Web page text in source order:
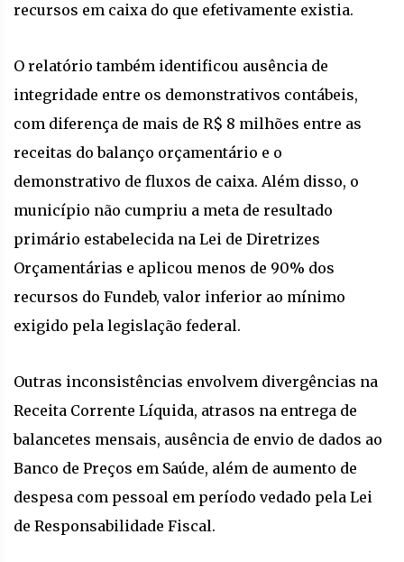
recursos em caixa do que efetivamente existia.
O relatório também identificou ausência de
integridade entre os demonstrativos contábeis,
com diferença de mais de R$ 8 milhões entre as
receitas do balanço orçamentário e o
demonstrativo de fluxos de caixa. Além disso, o
município não cumpriu a meta de resultado
primário estabelecida na Lei de Diretrizes
Orçamentárias e aplicou menos de 90% dos
recursos do Fundeb, valor inferior ao mínimo
exigido pela legislação federal.
Outras inconsistências envolvem divergências na
Receita Corrente Líquida, atrasos na entrega de
balancetes mensais, ausência de envio de dados ao
Banco de Preços em Saúde, além de aumento de
despesa com pessoal em período vedado pela Lei
de Responsabilidade Fiscal.